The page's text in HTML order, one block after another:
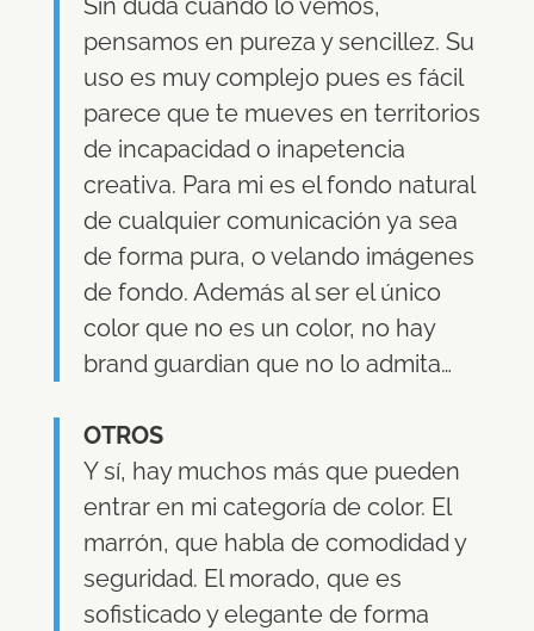
Sin duda cuando lo vemos,
pensamos en pureza y sencillez. Su
uso es muy complejo pues es fácil
parece que te mueves en territorios
de incapacidad o inapetencia
creativa. Para mi es el fondo natural
de cualquier comunicación ya sea
de forma pura, o velando imágenes
de fondo. Además al ser el único
color que no es un color, no hay
brand guardian que no lo admita…
OTROS
Y sí, hay muchos más que pueden
entrar en mi categoría de color. El
marrón, que habla de comodidad y
seguridad. El morado, que es
sofisticado y elegante de forma